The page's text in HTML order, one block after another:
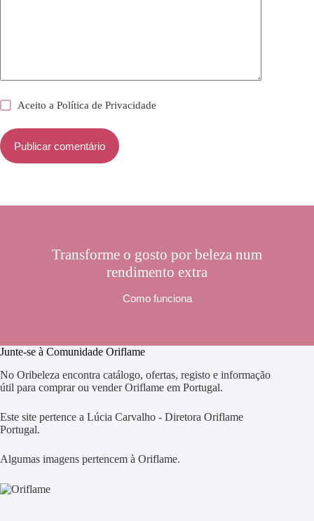
Aceito aPolítica de Privacidade
Publicar comentário
Transforme o gosto por beleza num
rendimento extra
Como funciona
Junte-se à Comunidade Oriflame
No Oribeleza encontra catálogo, ofertas, registo e informação
útil para comprar ou vender Oriflame em Portugal.
Este site pertence a Lúcia Carvalho - Diretora Oriflame
Portugal.
Algumas imagens pertencem à Oriflame.